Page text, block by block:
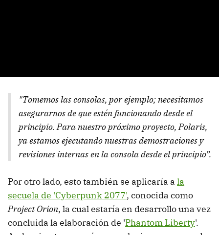
"Tomemos las consolas, por ejemplo; necesitamos
asegurarnos de que estén funcionando desde el
principio. Para nuestro próximo proyecto, Polaris,
ya estamos ejecutando nuestras demostraciones y
revisiones internas en la consola desde el principio”.
Por otro lado, esto también se aplicaría a la
secuela de 'Cyberpunk 2077', conocida como
Project Orion, la cual estaría en desarrollo una vez
concluida la elaboración de 'Phantom Liberty'.